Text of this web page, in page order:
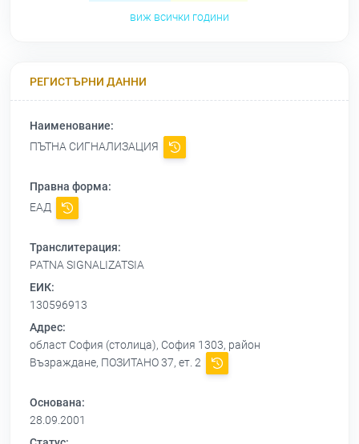
виж всички години
РЕГИСТЪРНИ ДАННИ
Наименование:
ПЪТНА СИГНАЛИЗАЦИЯ
Правна форма:
ЕАД
Транслитерация:
PATNA SIGNALIZATSIA
ЕИК:
130596913
Адрес:
област София (столица), София 1303, район
Възраждане, ПОЗИТАНО 37, ет. 2
Основана:
28.09.2001